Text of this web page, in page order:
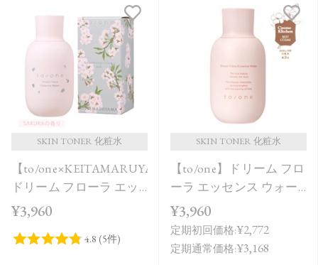
価格が高い
レビューが多い順
レビュー評価が高い順
人気順
SKIN TONER 化粧水
【to/one×KEITAMARUYAMA】
ドリーム フローラ エッ
センス ウォーター
品＞
¥3,960
SKIN TONER 化粧水
【to/one】ドリーム フロ
ーラ エッセンス ウォー
ター
¥3,960
定期初回価格:¥2,772
定期通常価格:¥3,168